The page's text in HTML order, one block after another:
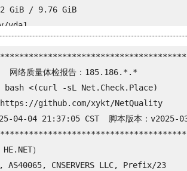
GiB / 9.76 GiB
vda1
0.24, 0.08
22.04.1 LTS (x86_64)
(64 Bit)
46-generic
Cone
CNSERVERS LLC
网络质量体检报告：185.186.*.*
bash <(curl -sL Net.Check.Place)
github.com/xykt/NetQuality
04-04 21:37:05 CST  脚本版本：v2025-
）
CNSERVERS LLC, Prefix/23